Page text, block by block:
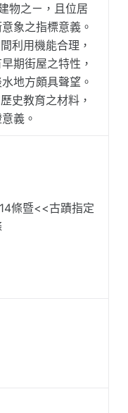
物之ㄧ，且位居
象之指標意義。
利用機能合理，
期街屋之特性，
地方頗具聲望。
史教育之材料，
義。
條暨<<古蹟指定